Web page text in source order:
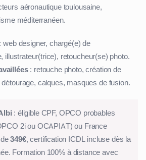
aéronautique toulousaine,
méditerranéen.
: web designer, chargé(e) de
illustrateur(trice), retoucheur(se) photo.
: retouche photo, création de
calques, masques de fusion.
: éligible CPF, OPCO probables
2i ou OCAPIAT) ou France
de349€, certification ICDL incluse dès la
Formation 100% à distance avec